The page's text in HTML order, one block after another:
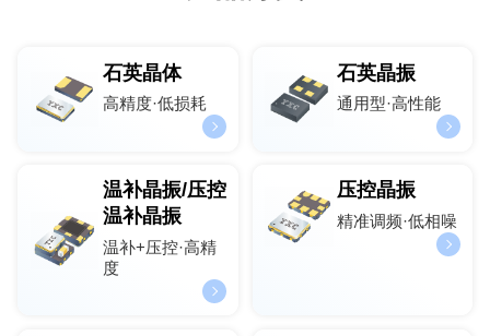
石英晶体
高精度·低损耗
石英晶振
通用型·高性能
温补晶振/压控
温补晶振
温补+压控·高精
度
压控晶振
精准调频·低相噪